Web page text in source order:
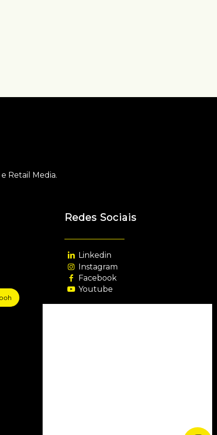
Retail Media.
Redes Sociais
Linkedin
Instagram
Facebook
Youtube